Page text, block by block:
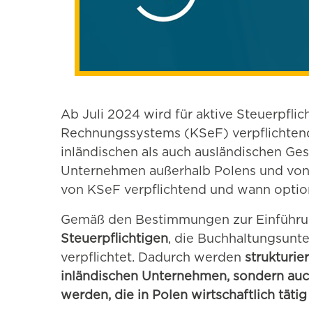
Ab Juli 2024 wird für aktive
Rechnungssystems (KSeF)
inländischen als auch ausländischen
Unternehmen außerhalb Polens und
von KSeF verpflichtend und wann
Gemäß den Bestimmungen zur
Steuerpflichtigen, die
verpflichtet. Dadurch werden
inländischen Unternehmen, sondern
werden, die in Polen wirtschaftlich tätig